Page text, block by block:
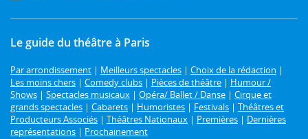
Le guide du théâtre à Paris
Par arrondissement | Meilleurs spectacles | Choix de la rédaction |
Les moins chers | Comedy clubs | Pièces de théâtre | Humour /
Shows | Spectacles musicaux | Opéra/ Ballet / Danse | Cirque et
grands spectacles | Cabarets | Humoristes | Festivals | Théâtres et
Producteurs Associés | Théâtres Nationaux | Premières | Dernières
représentations | Prochainement